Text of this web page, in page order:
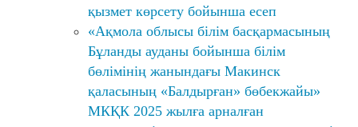
қызмет көрсету бойынша есеп
«Ақмола облысы білім басқармасының
Бұланды ауданы бойынша білім
бөлімінің жанындағы Макинск
қаласының «Балдырған» бөбекжайы»
МКҚК 2025 жылға арналған